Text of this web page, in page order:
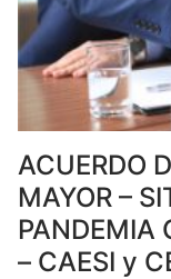
ACUERDO
MAYOR –
PANDEMIA
– CAESI y